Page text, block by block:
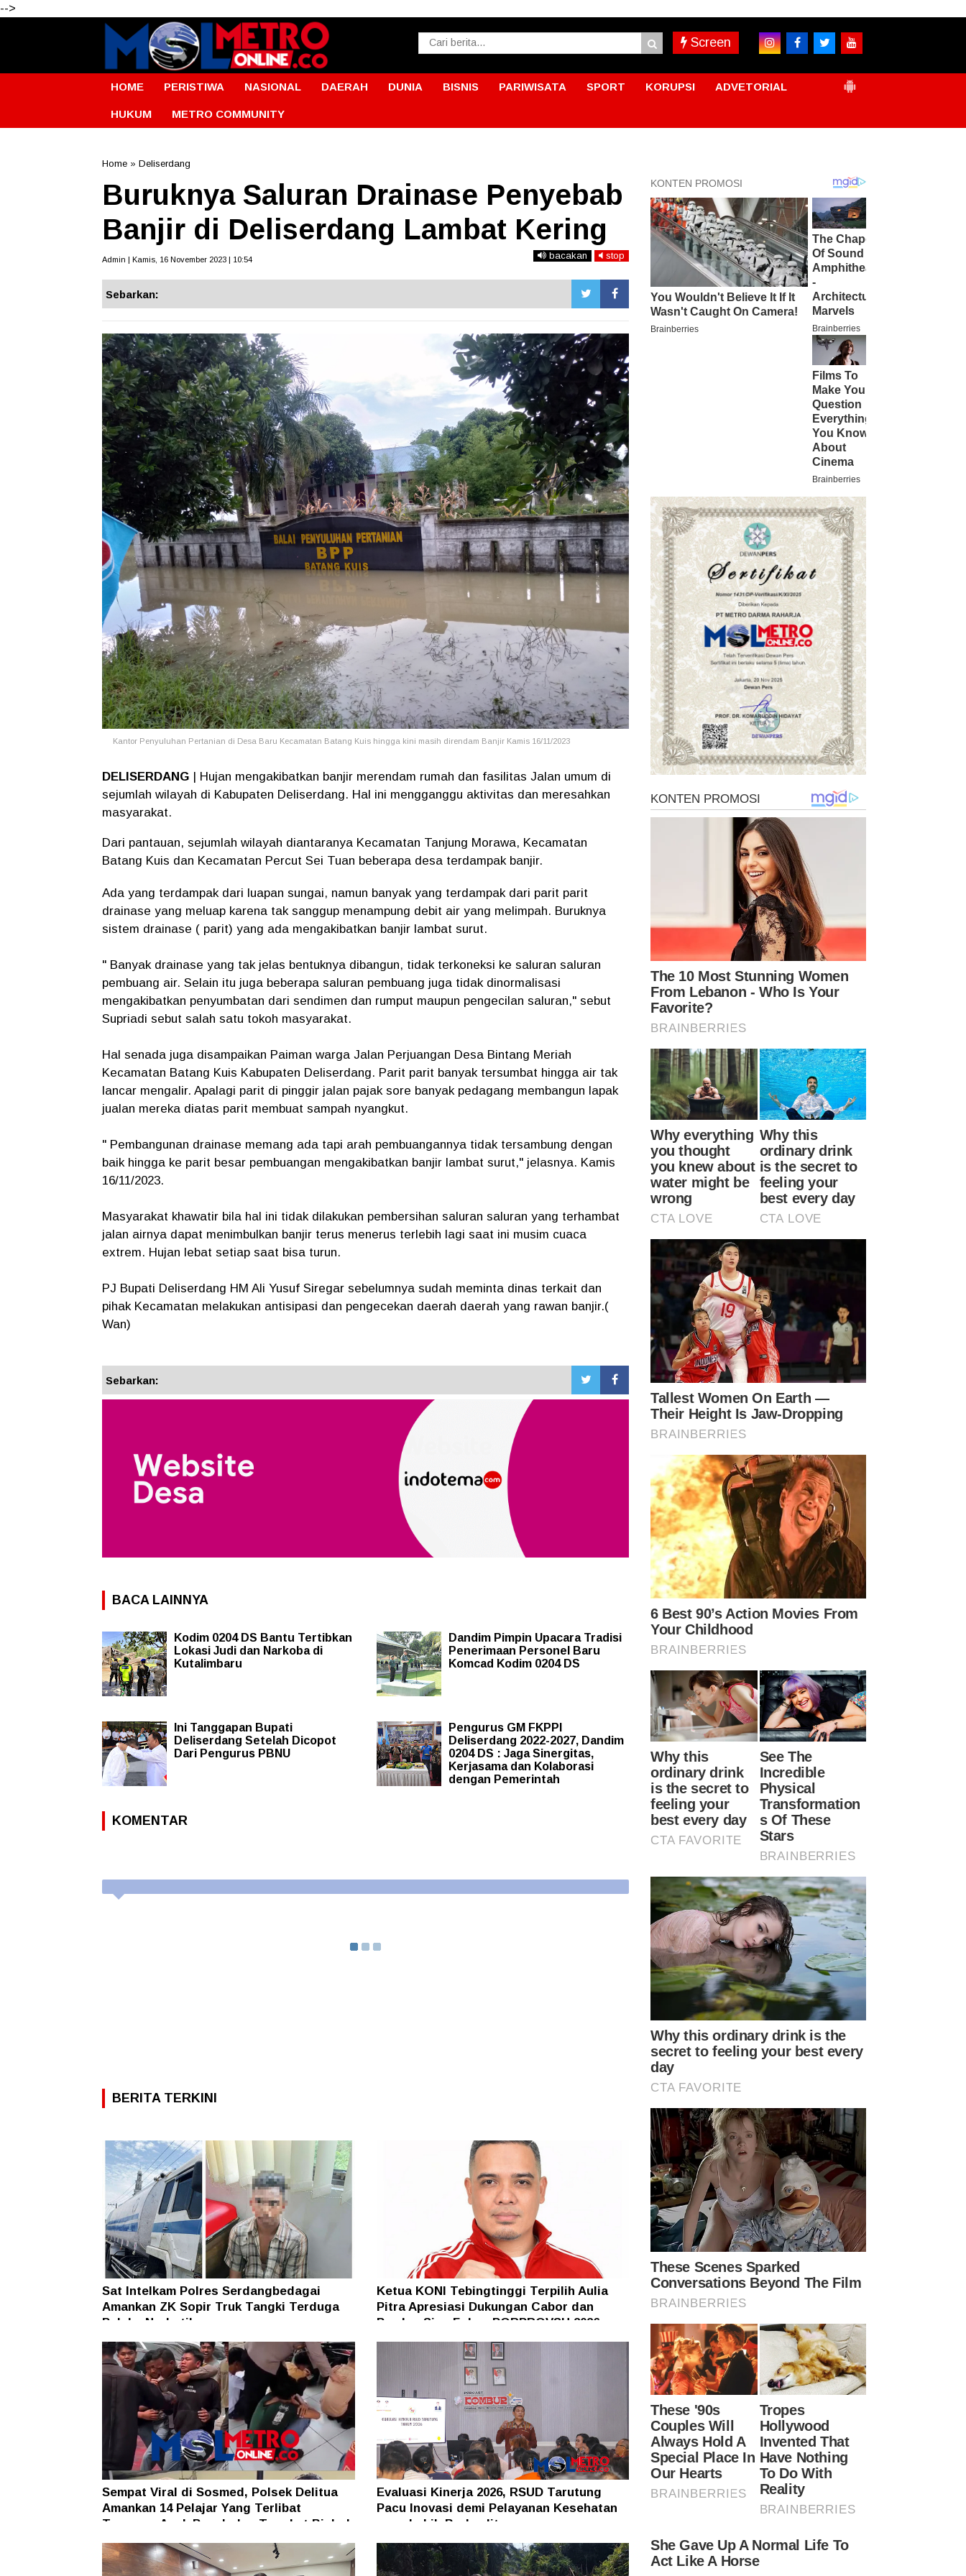
-->
Screen
HOME PERISTIWA NASIONAL DAERAH DUNIA BISNIS PARIWISATA SPORT KORUPSI ADVETORIAL
HUKUM METRO COMMUNITY
Home » Deliserdang
Buruknya Saluran Drainase Penyebab
Banjir di Deliserdang Lambat Kering
Admin | Kamis, 16 November 2023 | 10:54 bacakan stop
Sebarkan:
Kantor Penyuluhan Pertanian di Desa Baru Kecamatan Batang Kuis hingga kini masih direndam Banjir Kamis 16/11/2023
DELISERDANG | Hujan mengakibatkan banjir merendam rumah dan fasilitas Jalan umum di
sejumlah wilayah di Kabupaten Deliserdang. Hal ini mengganggu aktivitas dan meresahkan
masyarakat.
Dari pantauan, sejumlah wilayah diantaranya Kecamatan Tanjung Morawa, Kecamatan
Batang Kuis dan Kecamatan Percut Sei Tuan beberapa desa terdampak banjir.
Ada yang terdampak dari luapan sungai, namun banyak yang terdampak dari parit parit
drainase yang meluap karena tak sanggup menampung debit air yang melimpah. Buruknya
sistem drainase ( parit) yang ada mengakibatkan banjir lambat surut.
" Banyak drainase yang tak jelas bentuknya dibangun, tidak terkoneksi ke saluran saluran
pembuang air. Selain itu juga beberapa saluran pembuang juga tidak dinormalisasi
mengakibatkan penyumbatan dari sendimen dan rumput maupun pengecilan saluran," sebut
Supriadi sebut salah satu tokoh masyarakat.
Hal senada juga disampaikan Paiman warga Jalan Perjuangan Desa Bintang Meriah
Kecamatan Batang Kuis Kabupaten Deliserdang. Parit parit banyak tersumbat hingga air tak
lancar mengalir. Apalagi parit di pinggir jalan pajak sore banyak pedagang membangun lapak
jualan mereka diatas parit membuat sampah nyangkut.
" Pembangunan drainase memang ada tapi arah pembuangannya tidak tersambung dengan
baik hingga ke parit besar pembuangan mengakibatkan banjir lambat surut," jelasnya. Kamis
16/11/2023.
Masyarakat khawatir bila hal ini tidak dilakukan pembersihan saluran saluran yang terhambat
jalan airnya dapat menimbulkan banjir terus menerus terlebih lagi saat ini musim cuaca
extrem. Hujan lebat setiap saat bisa turun.
PJ Bupati Deliserdang HM Ali Yusuf Siregar sebelumnya sudah meminta dinas terkait dan
pihak Kecamatan melakukan antisipasi dan pengecekan daerah daerah yang rawan banjir.(
Wan)
Sebarkan:
BACA LAINNYA
Kodim 0204 DS Bantu Tertibkan
Lokasi Judi dan Narkoba di
Kutalimbaru
Dandim Pimpin Upacara Tradisi
Penerimaan Personel Baru
Komcad Kodim 0204 DS
Ini Tanggapan Bupati
Deliserdang Setelah Dicopot
Dari Pengurus PBNU
Pengurus GM FKPPI
Deliserdang 2022-2027, Dandim
0204 DS : Jaga Sinergitas,
Kerjasama dan Kolaborasi
dengan Pemerintah
KOMENTAR
BERITA TERKINI
Sat Intelkam Polres Serdangbedagai
Amankan ZK Sopir Truk Tangki Terduga
Pelaku Narkotika
Ketua KONI Tebingtinggi Terpilih Aulia
Pitra Apresiasi Dukungan Cabor dan
Pemko, Siap Fokus PORPROVSU 2026
Sempat Viral di Sosmed, Polsek Delitua
Amankan 14 Pelajar Yang Terlibat
Tawuran, Anak Panah dan Tongkat Bisbol
Ikut Diamankan
Evaluasi Kinerja 2026, RSUD Tarutung
Pacu Inovasi demi Pelayanan Kesehatan
yang Lebih Berkualitas